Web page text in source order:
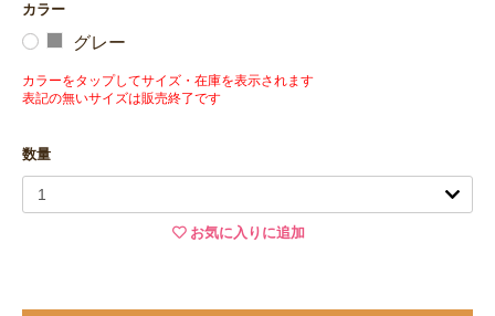
カラー
グレー
カラーをタップしてサイズ・在庫を表示されます
表記の無いサイズは販売終了です
数量
お気に入りに追加